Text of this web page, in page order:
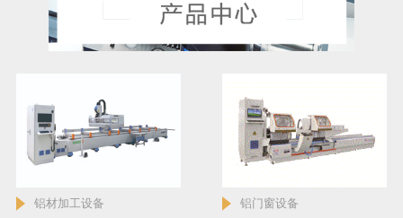
铝材加工设备 铝门窗设备